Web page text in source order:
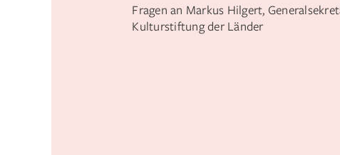
Fragen an Markus Hilgert,
Kulturstiftung der Länder